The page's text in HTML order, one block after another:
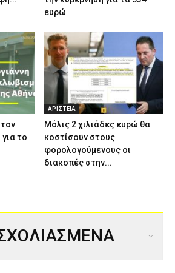
ευρώ
το
ΑΡΙΣΤΕΙΑ
Μόλις 2 χιλιάδες ευρώ θα
κοστίσουν στους
φορολογούμενους οι
διακοπές στην...